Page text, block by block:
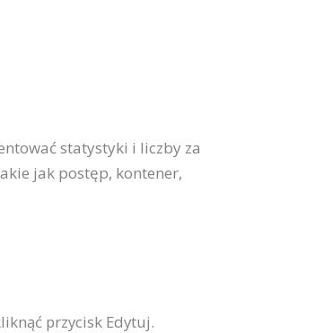
statystyki i liczby za
jak postęp, kontener,
przycisk Edytuj.